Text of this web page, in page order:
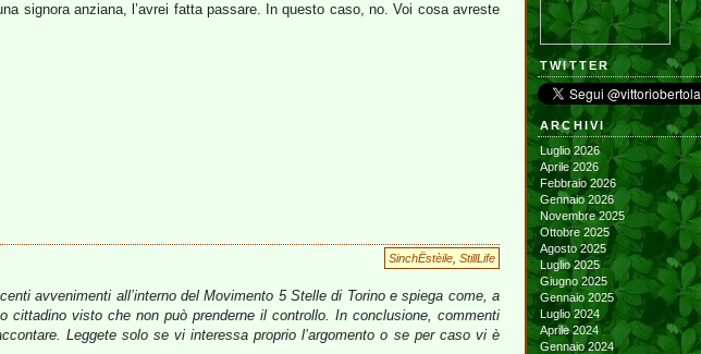
signora anziana, l’avrei fatta passare. In questo caso, no. Voi cosa avreste
SinchËstèile StillLife
avvenimenti all’interno del Movimento 5 Stelle di Torino e spiega come, a
visto che non può prenderne il controllo. In conclusione, commenti
Leggete solo se vi interessa proprio l’argomento o se per caso vi è
TWITTER
ARCHIVI
Luglio 2026
Aprile 2026
Febbraio 2026
Gennaio 2026
Novembre 2025
Ottobre 2025
Agosto 2025
Luglio 2025
Giugno 2025
Gennaio 2025
Luglio 2024
Aprile 2024
Gennaio 2024